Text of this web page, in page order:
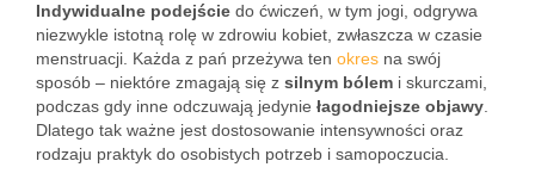
Indywidualne podejście do ćwiczeń, w tym jogi, odgrywa
niezwykle istotną rolę w zdrowiu kobiet, zwłaszcza w czasie
menstruacji. Każda z pań przeżywa ten okres na swój
sposób – niektóre zmagają się z silnym bólem i skurczami,
podczas gdy inne odczuwają jedynie łagodniejsze objawy
Dlatego tak ważne jest dostosowanie intensywności oraz
rodzaju praktyk do osobistych potrzeb i samopoczucia.